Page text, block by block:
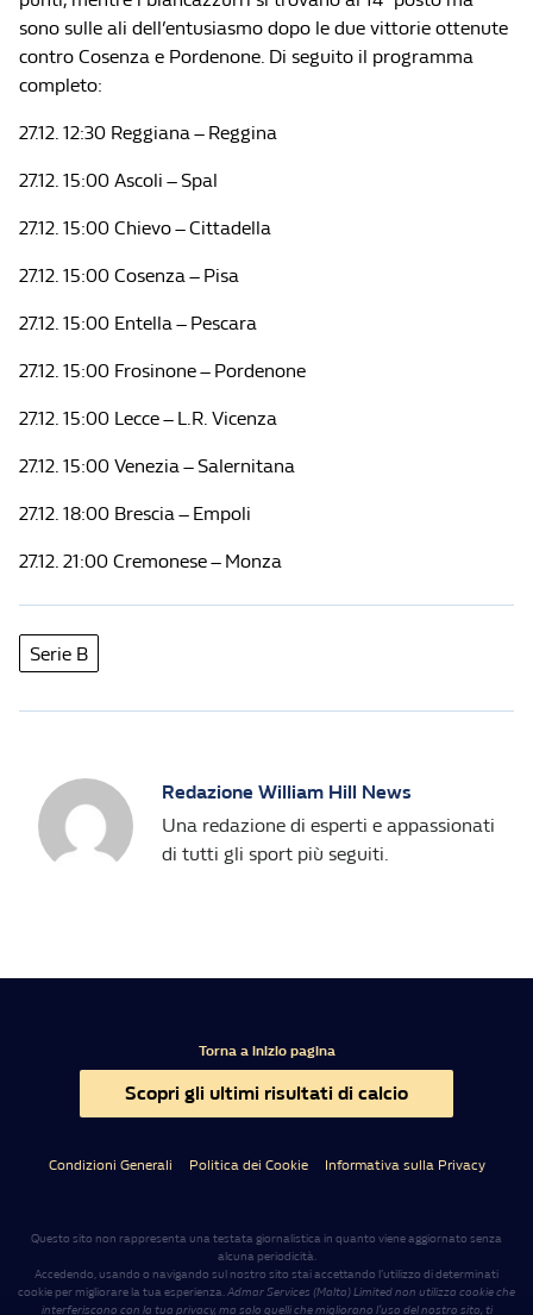
sono sulle ali dell’entusiasmo dopo le due vittorie ottenute
contro Cosenza e Pordenone. Di seguito il programma
completo:
27.12. 12:30 Reggiana – Reggina
27.12. 15:00 Ascoli – Spal
27.12. 15:00 Chievo – Cittadella
27.12. 15:00 Cosenza – Pisa
27.12. 15:00 Entella – Pescara
27.12. 15:00 Frosinone – Pordenone
27.12. 15:00 Lecce – L.R. Vicenza
27.12. 15:00 Venezia – Salernitana
27.12. 18:00 Brescia – Empoli
27.12. 21:00 Cremonese – Monza
Serie B
Redazione William Hill News
Una redazione di esperti e appassionati
di tutti gli sport più seguiti.
Torna a inizio pagina
Scopri gli ultimi risultati di calcio
Condizioni Generali Politica dei Cookie Informativa sulla Privacy
Questo sito non rappresenta una testata giornalistica in quanto viene aggiornato senza
alcuna periodicità.
Accedendo, usando o navigando sul nostro sito stai accettando l’utilizzo di determinati
cookie per migliorare la tua esperienza.Admar Services (Malta) Limited non utilizza cookie che
interferiscono con la tua privacy, ma solo quelli che migliorano l’uso del nostro sito, ti